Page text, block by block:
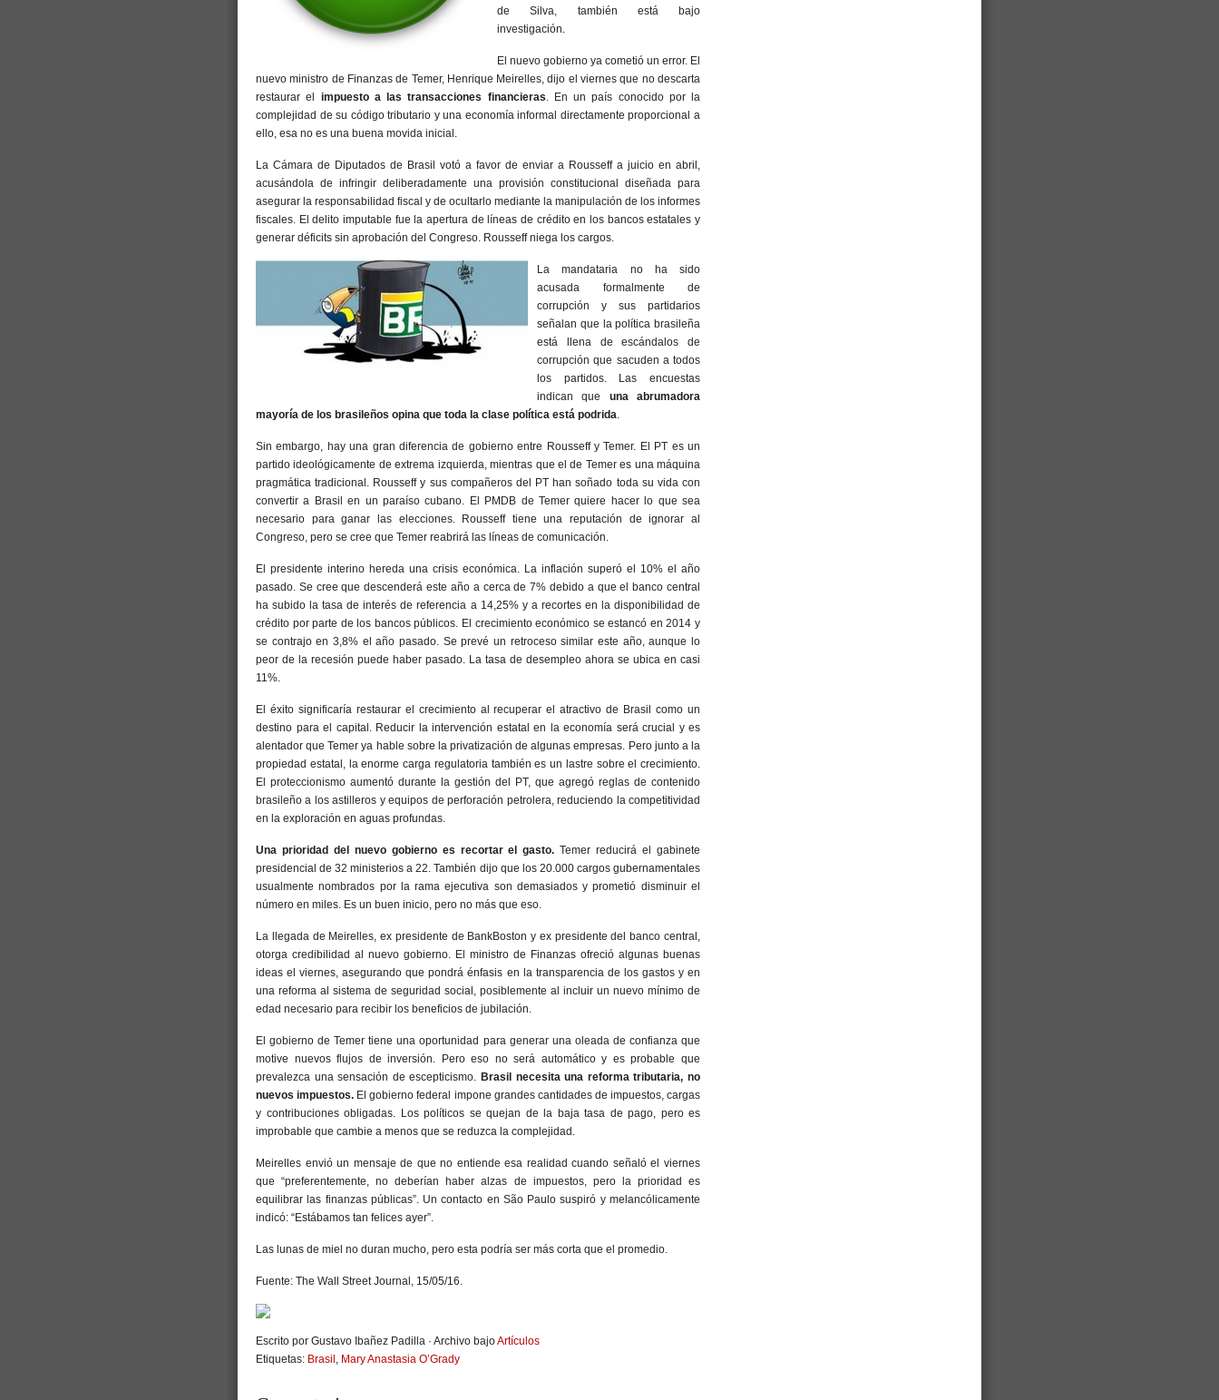
de Silva, también está bajo
investigación.
El nuevo gobierno ya cometió un error. El
nuevo ministro de Finanzas de Temer, Henrique Meirelles, dijo el viernes que no descarta
restaurar el impuesto a las transacciones financieras. En un país conocido por la
complejidad de su código tributario y una economía informal directamente proporcional a
ello, esa no es una buena movida inicial.
La Cámara de Diputados de Brasil votó a favor de enviar a Rousseff a juicio en abril,
acusándola de infringir deliberadamente una provisión constitucional diseñada para
asegurar la responsabilidad fiscal y de ocultarlo mediante la manipulación de los informes
fiscales. El delito imputable fue la apertura de líneas de crédito en los bancos estatales y
generar déficits sin aprobación del Congreso. Rousseff niega los cargos.
La mandataria no ha sido
acusada formalmente de
corrupción y sus partidarios
señalan que la política brasileña
está llena de escándalos de
corrupción que sacuden a todos
los partidos. Las encuestas
indican que una abrumadora
mayoría de los brasileños opina que toda la clase política está podrida.
Sin embargo, hay una gran diferencia de gobierno entre Rousseff y Temer. El PT es un
partido ideológicamente de extrema izquierda, mientras que el de Temer es una máquina
pragmática tradicional. Rousseff y sus compañeros del PT han soñado toda su vida con
convertir a Brasil en un paraíso cubano. El PMDB de Temer quiere hacer lo que sea
necesario para ganar las elecciones. Rousseff tiene una reputación de ignorar al
Congreso, pero se cree que Temer reabrirá las líneas de comunicación.
El presidente interino hereda una crisis económica. La inflación superó el 10% el año
pasado. Se cree que descenderá este año a cerca de 7% debido a que el banco central
ha subido la tasa de interés de referencia a 14,25% y a recortes en la disponibilidad de
crédito por parte de los bancos públicos. El crecimiento económico se estancó en 2014 y
se contrajo en 3,8% el año pasado. Se prevé un retroceso similar este año, aunque lo
peor de la recesión puede haber pasado. La tasa de desempleo ahora se ubica en casi
11%.
El éxito significaría restaurar el crecimiento al recuperar el atractivo de Brasil como un
destino para el capital. Reducir la intervención estatal en la economía será crucial y es
alentador que Temer ya hable sobre la privatización de algunas empresas. Pero junto a la
propiedad estatal, la enorme carga regulatoria también es un lastre sobre el crecimiento.
El proteccionismo aumentó durante la gestión del PT, que agregó reglas de contenido
brasileño a los astilleros y equipos de perforación petrolera, reduciendo la competitividad
en la exploración en aguas profundas.
Una prioridad del nuevo gobierno es recortar el gasto. Temer reducirá el gabinete
presidencial de 32 ministerios a 22. También dijo que los 20.000 cargos gubernamentales
usualmente nombrados por la rama ejecutiva son demasiados y prometió disminuir el
número en miles. Es un buen inicio, pero no más que eso.
La llegada de Meirelles, ex presidente de BankBoston y ex presidente del banco central,
otorga credibilidad al nuevo gobierno. El ministro de Finanzas ofreció algunas buenas
ideas el viernes, asegurando que pondrá énfasis en la transparencia de los gastos y en
una reforma al sistema de seguridad social, posiblemente al incluir un nuevo mínimo de
edad necesario para recibir los beneficios de jubilación.
El gobierno de Temer tiene una oportunidad para generar una oleada de confianza que
motive nuevos flujos de inversión. Pero eso no será automático y es probable que
prevalezca una sensación de escepticismo. Brasil necesita una reforma tributaria, no
nuevos impuestos. El gobierno federal impone grandes cantidades de impuestos, cargas
y contribuciones obligadas. Los políticos se quejan de la baja tasa de pago, pero es
improbable que cambie a menos que se reduzca la complejidad.
Meirelles envió un mensaje de que no entiende esa realidad cuando señaló el viernes
que “preferentemente, no deberían haber alzas de impuestos, pero la prioridad es
equilibrar las finanzas públicas”. Un contacto en São Paulo suspiró y melancólicamente
indicó: “Estábamos tan felices ayer”.
Las lunas de miel no duran mucho, pero esta podría ser más corta que el promedio.
Fuente: The Wall Street Journal, 15/05/16.
Escrito por Gustavo Ibañez Padilla · Archivo bajoArtículos
Etiquetas: Brasil , Mary Anastasia O’Grady